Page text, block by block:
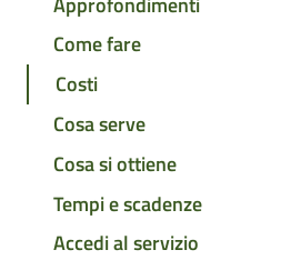
Come fare
Costi
Cosa serve
Cosa si ottiene
Tempi e scadenze
Accedi al servizio